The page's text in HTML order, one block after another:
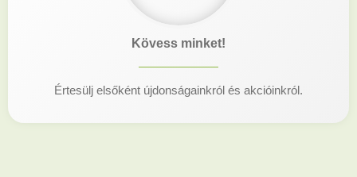
Kövess minket!
Értesülj elsőként újdonságainkról és akcióinkról.